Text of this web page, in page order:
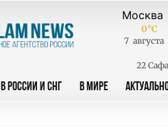
0°C
7 августа
22
В РОССИИ И СНГ В МИРЕ